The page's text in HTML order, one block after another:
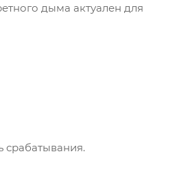
дыма актуален для
срабатывания.